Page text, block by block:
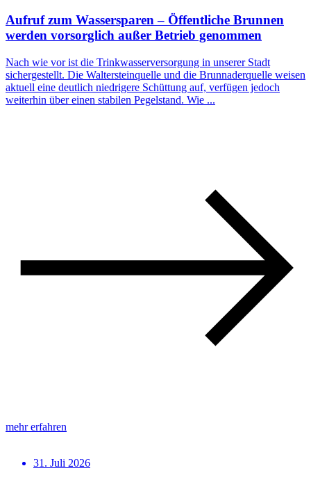
Aufruf zum Wassersparen – Öffentliche Brunnen
werden vorsorglich außer Betrieb genommen
Nach wie vor ist die Trinkwasserversorgung in unserer Stadt
sichergestellt. Die Waltersteinquelle und die Brunnaderquelle weisen
aktuell eine deutlich niedrigere Schüttung auf, verfügen jedoch
weiterhin über einen stabilen Pegelstand. Wie ...
mehr erfahren
31. Juli 2026